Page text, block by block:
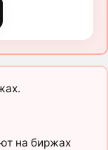
на биржах